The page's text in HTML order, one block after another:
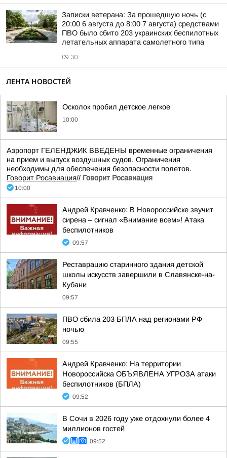
Записки ветерана: За прошедшую ночь (с
20:00 6 августа до 8:00 7 августа) средствами
ПВО было сбито 203 украинских беспилотных
летательных аппарата самолетного типа
09:30
ЛЕНТА НОВОСТЕЙ
Осколок пробил детское легкое
10:00
Аэропорт ГЕЛЕНДЖИК ВВЕДЕНЫ временные ограничения
на прием и выпуск воздушных судов. Ограничения
необходимы для обеспечения безопасности полетов.
Говорит Росавиация// Говорит Росавиация
10:00
Андрей Кравченко: В Новороссийске звучит
сирена – сигнал «Внимание всем»! Атака
беспилотников
09:57
Реставрацию старинного здания детской
школы искусств завершили в Славянске-на-
Кубани
09:57
ПВО сбила 203 БПЛА над регионами РФ
ночью
09:55
Андрей Кравченко: На территории
Новороссийска ОБЪЯВЛЕНА УГРОЗА атаки
беспилотников (БПЛА)
09:52
В Сочи в 2026 году уже отдохнули более 4
миллионов гостей
09:52